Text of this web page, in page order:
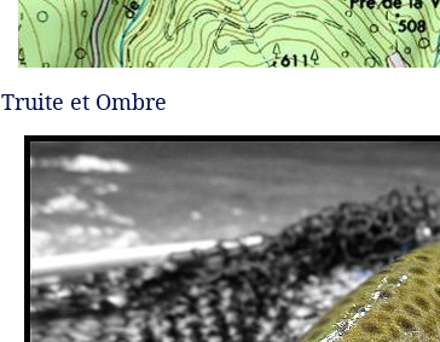
Truite et Ombre